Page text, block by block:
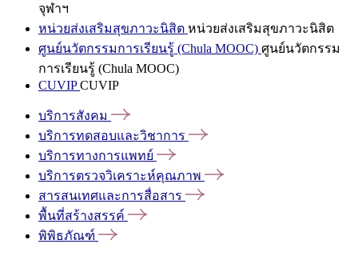
จุฬาฯ
หน่วยส่งเสริมสุขภาวะนิสิต หน่วยส่งเสริมสุขภาวะนิสิต
ศูนย์นวัตกรรมการเรียนรู้ (Chula MOOC) ศูนย์นวัตกรรม
การเรียนรู้ (Chula MOOC)
CUVIPCUVIP
บริการสังคม
บริการทดสอบและวิชาการ
บริการทางการแพทย์
บริการตรวจวิเคราะห์คุณภาพ
สารสนเทศและการสื่อสาร
พื้นที่สร้างสรรค์
พิพิธภัณฑ์